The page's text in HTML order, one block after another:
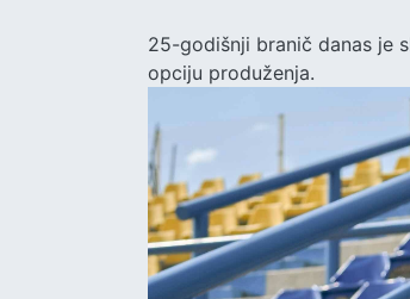
25-godišnji branič danas je
opciju produženja.